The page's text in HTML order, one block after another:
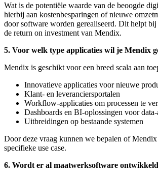
Wat is de potentiële waarde van de beoogde
hierbij aan kostenbesparingen of nieuwe
door software worden gerealiseerd. Dit helpt bij
de return on investment van Mendix.
5. Voor welk type applicaties wil je Mendix
Mendix is geschikt voor een breed scala aan
Innovatieve applicaties voor nieuwe
Klant- en leveranciersportalen
Workflow-applicaties om processen te
Dashboards en BI-oplossingen voor data-
Uitbreidingen op bestaande systemen
Door deze vraag kunnen we bepalen of
specifieke use case.
6. Wordt er al maatwerksoftware